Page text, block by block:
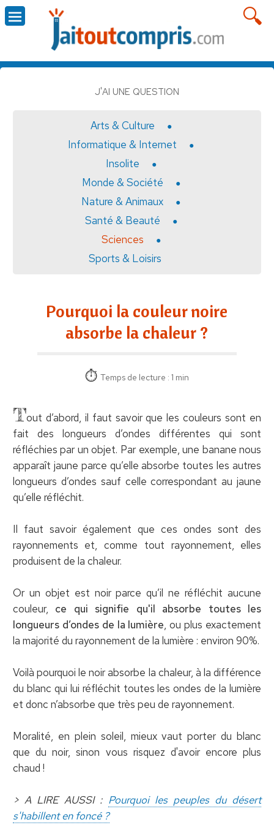
J'AI UNE QUESTION
Arts & Culture
Informatique & Internet
Insolite
Monde & Société
Nature & Animaux
Santé & Beauté
Sciences
Sports & Loisirs
Pourquoi la couleur noire
absorbe la chaleur ?
Temps de lecture : 1 min
Tout d’abord, il faut savoir que les couleurs sont en
fait des longueurs d’ondes différentes qui sont
réfléchies par un objet. Par exemple, une banane nous
apparaît jaune parce qu’elle absorbe toutes les autres
longueurs d’ondes sauf celle correspondant au jaune
qu’elle réfléchit.
Il faut savoir également que ces ondes sont des
rayonnements et, comme tout rayonnement, elles
produisent de la chaleur.
Or un objet est noir parce qu’il ne réfléchit aucune
couleur, ce qui signifie qu'il absorbe toutes les
longueurs d’ondes de la lumière, ou plus exactement
la majorité du rayonnement de la lumière : environ 90%.
Voilà pourquoi le noir absorbe la chaleur, à la différence
du blanc qui lui réfléchit toutes les ondes de la lumière
et donc n’absorbe que très peu de rayonnement.
Moralité, en plein soleil, mieux vaut porter du blanc
que du noir, sinon vous risquez d'avoir encore plus
chaud !
> A LIRE AUSSI : Pourquoi les peuples du désert
s'habillent en foncé ?